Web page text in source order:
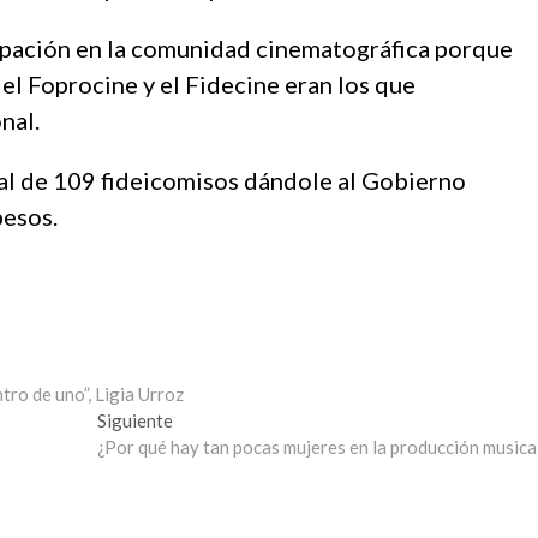
en la comunidad cinematográfica porque
Foprocine y el Fidecine eran los que
de 109 fideicomisos dándole al Gobierno
de uno”, Ligia Urroz
SiguienteEntrada
siguiente:
¿Por qué hay tan pocas mujeres en la producción